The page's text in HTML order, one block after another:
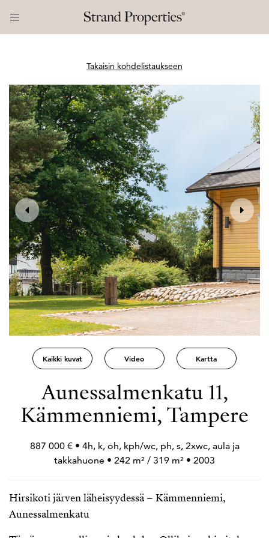
Takaisin kohdelistaukseen
Kaikki kuvat Video Kartta
Aunessalmenkatu 11,
Kämmenniemi, Tampere
887 000 € • 4h, k, oh, kph/wc, ph, s, 2xwc, aula ja
takkahuone • 242 m² / 319 m² • 2003
Hirsikoti järven läheisyydessä – Kämmenniemi,
Aunessalmenkatu